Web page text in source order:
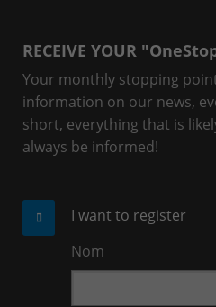
RECEIVE YOUR
Your monthly stopping
information on our news,
short, everything that is
always be informed!
I want to register
Nom